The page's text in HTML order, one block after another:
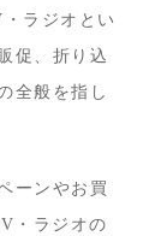
ラジオとい
促、折り込
全般を指し
ーンやお買
・ラジオの